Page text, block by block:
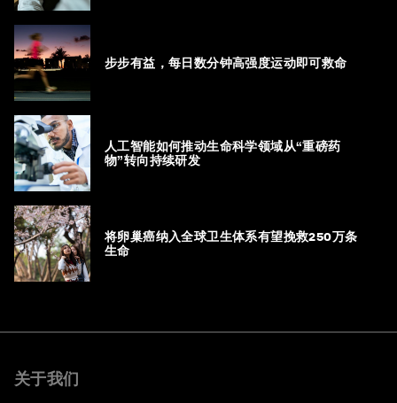
步步有益，每日数分钟高强度运动即可救命
人工智能如何推动生命科学领域从“重磅药
物”转向持续研发
将卵巢癌纳入全球卫生体系有望挽救250万条
生命
关于我们